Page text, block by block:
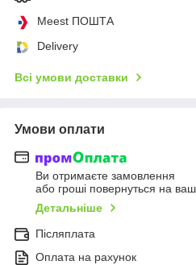
Meest ПОШТА
Delivery
Всі умови доставки
Умови оплати
Ви отримаєте замовлення
або гроші повернуться на
Детальніше
Післяплата
Оплата на рахунок